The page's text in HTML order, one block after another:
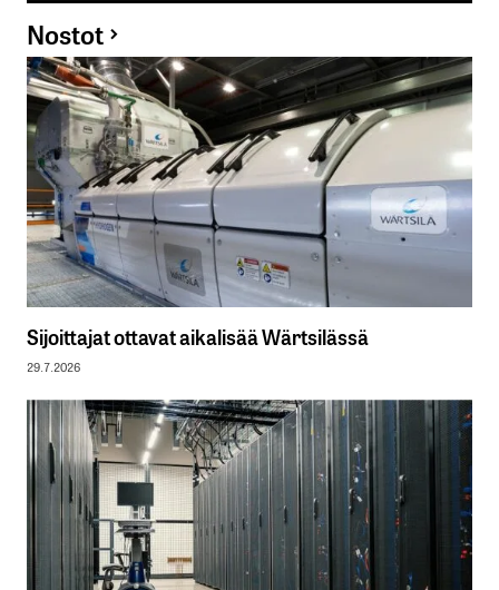
Nostot
Sijoittajat ottavat aikalisää Wärtsilässä
29.7.2026